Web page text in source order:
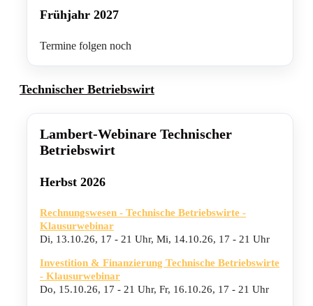
Frühjahr 2027
Termine folgen noch
Technischer Betriebswirt
Lambert-Webinare Technischer
Betriebswirt
Herbst 2026
Rechnungswesen - Technische Betriebswirte -
Klausurwebinar
Di, 13.10.26, 17 - 21 Uhr, Mi, 14.10.26, 17 - 21 Uhr
Investition & Finanzierung Technische Betriebswirte
- Klausurwebinar
Do, 15.10.26, 17 - 21 Uhr, Fr, 16.10.26, 17 - 21 Uhr